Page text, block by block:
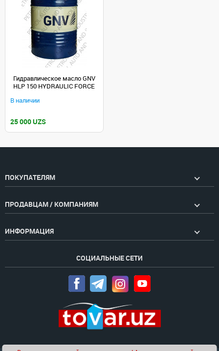
Гидравлическое масло GNV
HLP 150 HYDRAULIC FORCE
В наличии
25 000 UZS
ПОКУПАТЕЛЯМ
ПРОДАВЦАМ / КОМПАНИЯМ
ИНФОРМАЦИЯ
СОЦИАЛЬНЫЕ СЕТИ